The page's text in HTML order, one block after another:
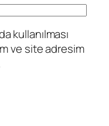
kullanılması
ve site adresim